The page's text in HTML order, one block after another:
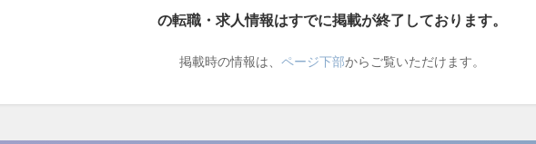
の転職・求人情報はすでに掲載が終了しております。
掲載時の情報は、 ページ下部からご覧いただけます。